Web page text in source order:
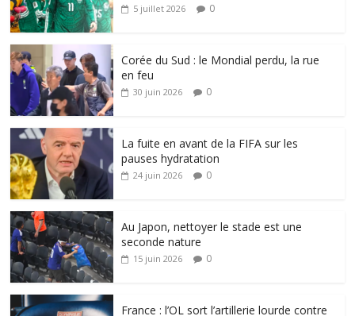
5 juillet 2026 0
Corée du Sud : le Mondial perdu, la rue
en feu
30 juin 2026 0
La fuite en avant de la FIFA sur les
pauses hydratation
24 juin 2026 0
Au Japon, nettoyer le stade est une
seconde nature
15 juin 2026 0
France : l’OL sort l’artillerie lourde contre